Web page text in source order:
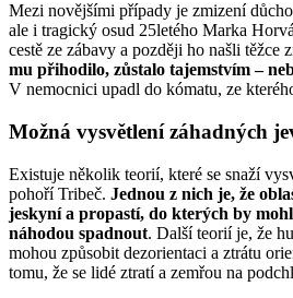
Mezi novějšími případy je zmizení
ale i tragický osud 25letého Marka
cestě ze zábavy a později ho našli těžce
mu přihodilo, zůstalo tajemstvím –
V nemocnici upadl do kómatu, ze
Možná vysvětlení záhadných
Existuje několik teorií, které se snaží
pohoří Tribeč. Jednou z nich je, že
jeskyní a propastí, do kterých by
náhodou spadnout. Další teorií je, že
mohou způsobit dezorientaci a ztrátu
tomu, že se lidé ztratí a zemřou na